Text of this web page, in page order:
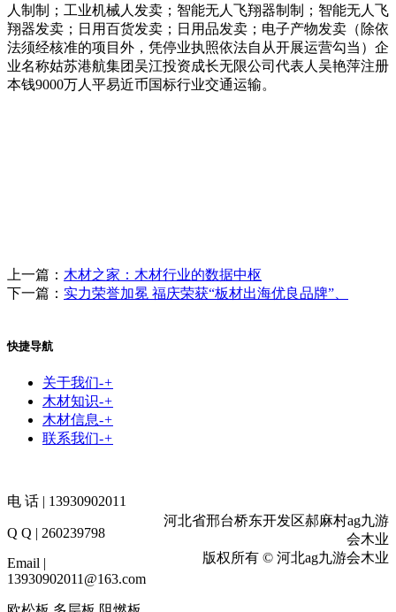
人制制；工业机械人发卖；智能无人飞翔器制制；智能无人飞
翔器发卖；日用百货发卖；日用品发卖；电子产物发卖（除依
法须经核准的项目外，凭停业执照依法自从开展运营勾当）企
业名称姑苏港航集团吴江投资成长无限公司代表人吴艳萍注册
本钱9000万人平易近币国标行业交通运输。
上一篇： 木材之家：木材行业的数据中枢
下一篇： 实力荣誉加冕 福庆荣获“板材出海优良品牌”、
快捷导航
关于我们-+
木材知识-+
木材信息-+
联系我们-+
电 话 | 13930902011
Q Q | 260239798
Email |
13930902011@163.com
河北省邢台桥东开发区郝麻村ag九游
会木业
版权所有 © 河北ag九游会木业